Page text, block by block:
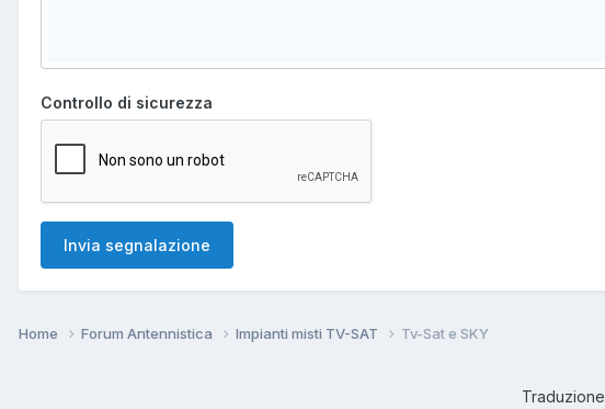
Controllo di sicurezza
Invia segnalazione
Home Forum Antennistica Impianti misti TV-SAT Tv-Sat e SKY
Traduzione